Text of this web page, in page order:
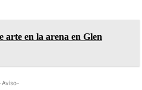
arte en la arena en Glen
Aviso-